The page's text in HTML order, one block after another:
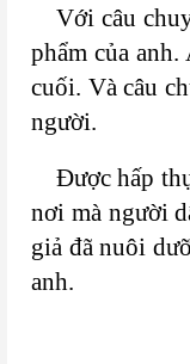
Với câu
phẩm của
cuối. Và câu
người.
Được hấp
nơi mà người
giả đã nuôi
anh.